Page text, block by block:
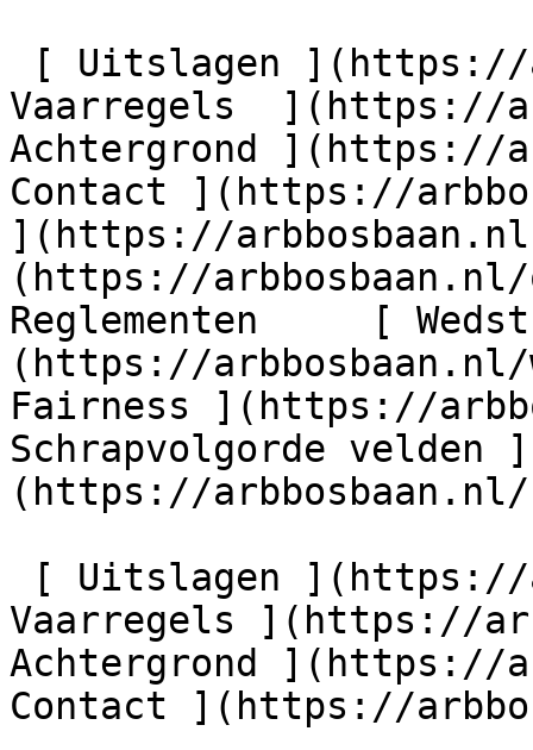
Vaarregels  ](https://
Achtergrond ](https://
Contact ](https://
](https://
(https://
Reglementen     [
(https://
Fairness ](https://
Schrapvolgorde velden ]
(https://
Vaarregels ](https://
Achtergrond ](https://
Contact ](https://